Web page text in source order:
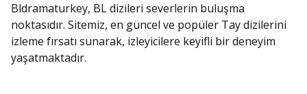
Bldramaturkey, BL dizileri severlerin buluşma
noktasıdır. Sitemiz, en güncel ve popüler Tay dizilerini
izleme fırsatı sunarak, izleyicilere keyifli bir deneyim
yaşatmaktadır.